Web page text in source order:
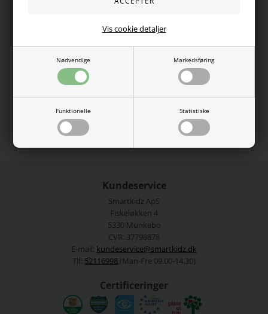
Nødvendige Markedsføring
Funktionelle Statistiske
Vis cookie detaljer
Mega søde baby sweatpants fra Name it. De er i flot blå farve
elastikkant i livet og elastikkanter ved fødderne.
95% økologisk bomuld, 5% elastan.
Vaskes ved 40 grader.
Varenummer:13226068-4654245
Kundeservice
Smartkidz ApS
Fiskeløkken 4
5330 Munkebo
CVR: 37798878
E-mail: kundeservice@smartkidz.dk
Tlf: 52116998 (Man-Fre 09.00-14.30)
Certificeringer